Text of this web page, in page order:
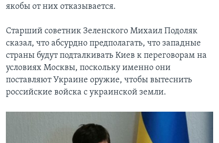
якобы от них отказывается.
Старший советник Зеленского Михаил Подоляк
сказал, что абсурдно предполагать, что западные
страны будут подталкивать Киев к переговорам на
условиях Москвы, поскольку именно они
поставляют Украине оружие, чтобы вытеснить
российские войска с украинской земли.